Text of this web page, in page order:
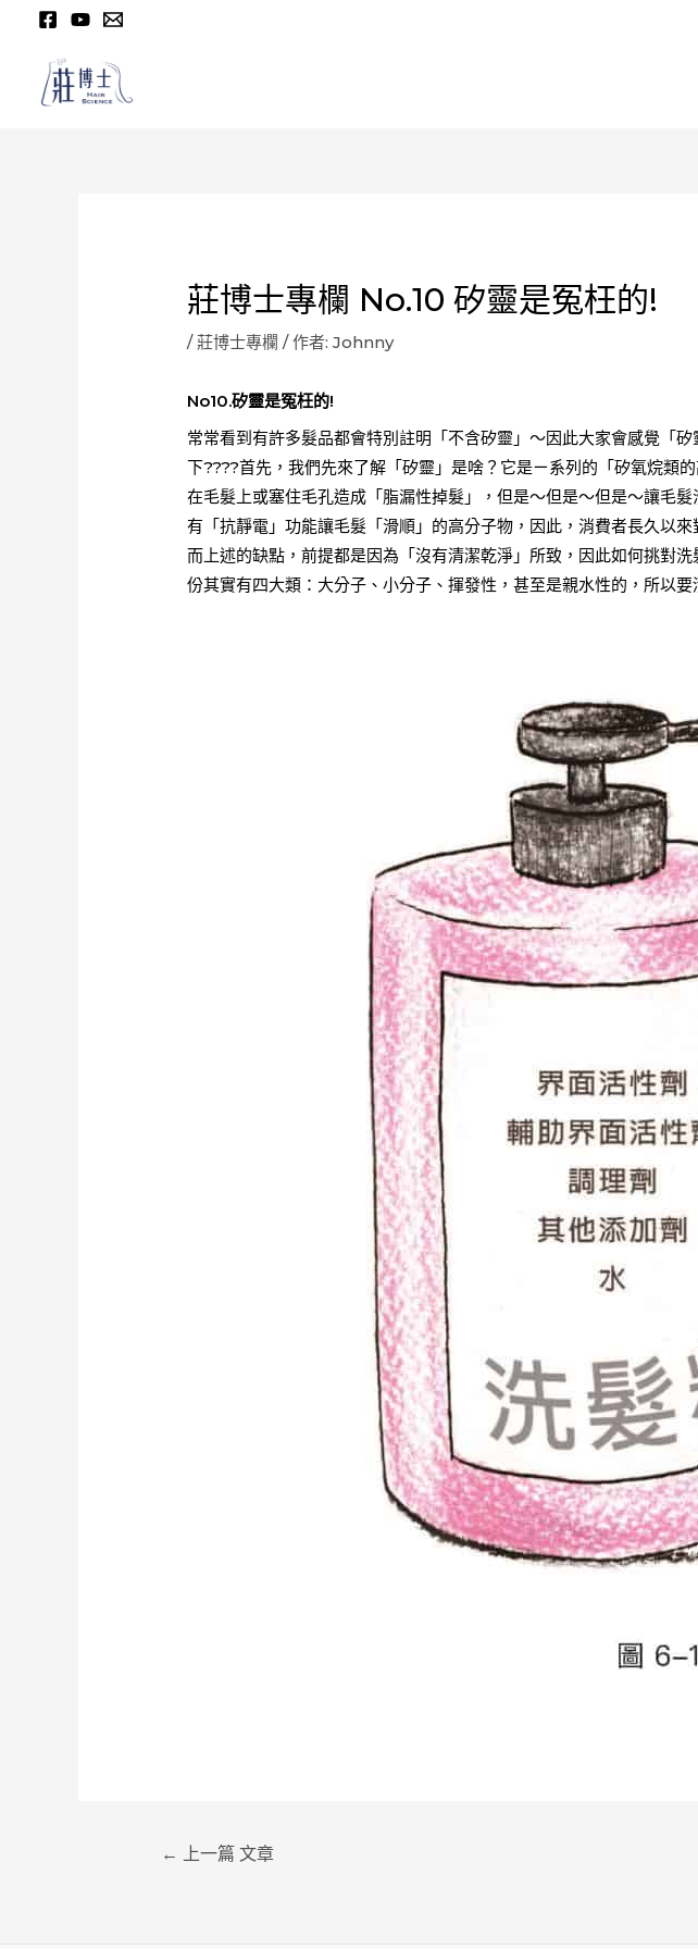
莊博士專欄 No.10 矽靈是冤枉的!
/莊博士專欄 / 作者:Johnny
No10.矽靈是冤枉的!
常常看到有許多髮品都會特別註明「不含矽靈」～因此大家會感覺「
下????首先，我們先來了解「矽靈」是啥？它是ㄧ系列的「矽氧烷類
在毛髮上或塞住毛孔造成「脂漏性掉髮」，但是～但是～但是～讓毛
有「抗靜電」功能讓毛髮「滑順」的高分子物，因此，消費者長久以
而上述的缺點，前提都是因為「沒有清潔乾淨」所致，因此如何挑對
份其實有四大類：大分子、小分子、揮發性，甚至是親水性的，所以要
← 上一篇 文章